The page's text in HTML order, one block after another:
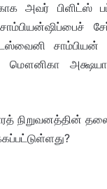
அவர் பிளிட்ஸ்
மௌனிகா
நிறுவனத்தின்